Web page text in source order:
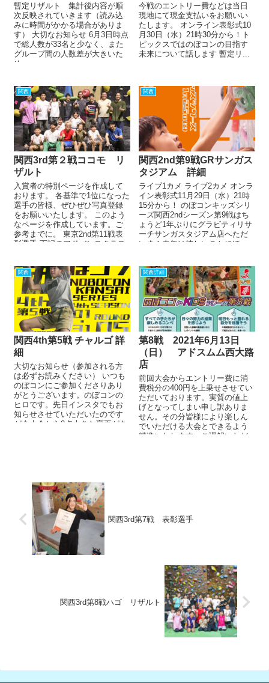
暫定リザルト 集計後内容が順
次反映されていきます（読み込
みに時間がかかる場合がありま
す） 大切なお知らせ 6月3日時点
で総人数が33名と少なく、また
グループ間の人数差が大きいた
め...
今戦のエントリー費などは当日
現地にて現金支払いをお願いい
たします。 オンライン表彰式10
月30日（水）21時30分から！ト
ピックスではのぼコンの目指す
未来について話します 暫定リ...
関西
関西3rd第２戦ココモ リ
ザルト
入賞者の特別ページを作成して
おります。 各基準で1位になった
選手の皆様、ぜひぜひ写真登録
をお願いいたします。 このよう
なページを作成しています。ご
参考までに。 東京2nd第11戦表
彰選手 下記のアドバンスクラス
関西
関西2nd第9戦GRサンガス
タジアム 詳細
ライブ1カメ ライブ2カメ オンラ
イン表彰式11月29日（水）21時
15分から！ のぼコンキッズシリ
ーズ関西2ndシーズン第9戦はち
ょうど1年ぶりにグラビティリサ
ーチサンガスタジアム店へただ
いま！去年は嬉しいことにほ
関西
関西4th第5戦 チャルゴ 詳
細
大切なお知らせ（参加される方
は必ずお読みください） いつも
のぼコンにご参加くださりあり
がとうございます。のぼコンの
ヒロです。先日インスタでもお
知らせさせていただいたのです
が今大会から2点大きな変更があ
関西詳細
第8戦 2021年6月13日
（日） アドスムム西大路
店
前回大会からエントリー費に消
費税分の400円を上乗せさせてい
ただいております。実質の値上
げとなってしまい申し訳ありま
せん。その分皆様により楽しん
でいただける大会とできるよう
精進いたします。ご理解いただ
関西3rd第7戦 表彰選手
関西3rd第8戦ハゴ リザルト